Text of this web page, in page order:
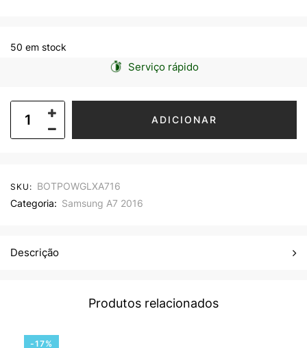
50 em stock
Serviço rápido
ADICIONAR
SKU: BOTPOWGLXA716
Categoria: Samsung A7 2016
Descrição
Produtos relacionados
-17%